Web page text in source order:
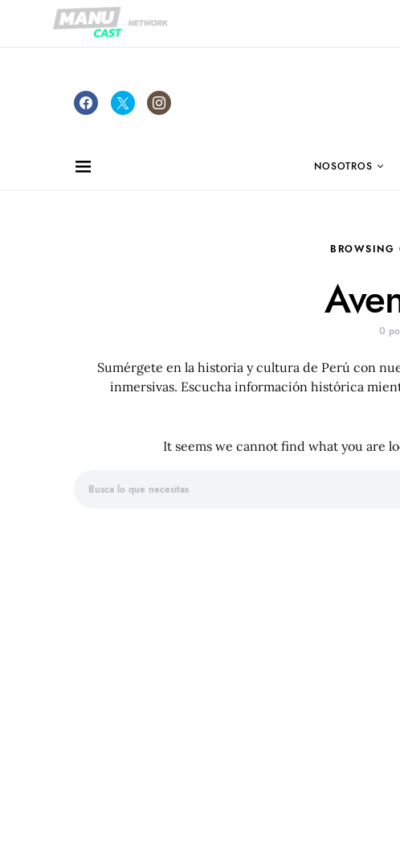
NOSOTROS
BROWSING
0
Sumérgete en la historia y cultura de Perú con
inmersivas. Escucha información histórica
It seems we cannot find what you are